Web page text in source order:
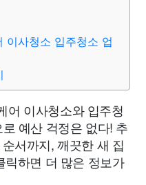
이사청소 입주청소 업
어 이사청소와 입주청
예산 걱정은 없다! 추
서까지, 깨끗한 새 집
릭하면 더 많은 정보가